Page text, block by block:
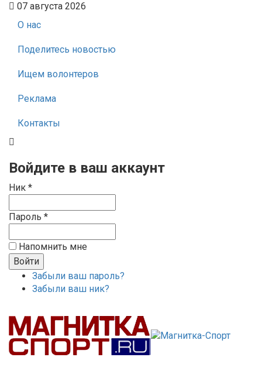
07 августа 2026
О нас
Поделитесь новостью
Ищем волонтеров
Реклама
Контакты
Войдите в ваш аккаунт
Ник *
Пароль *
Напомнить мне
Забыли ваш пароль?
Забыли ваш ник?